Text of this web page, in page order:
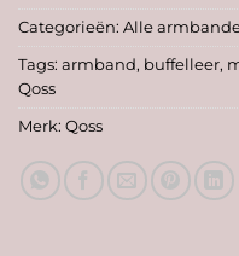
Categorieën: Alle
Tags: armband, buffelleer,
Qoss
Merk: Qoss